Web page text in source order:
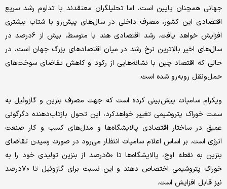
جهانی همچنان پایین است، اما تحلیلگران معتقدند با تداوم رشد سریع
اقتصادی این کشور، مصرف داخلی در سال‌های پیش‌‌‌رو با شتاب بیشتری
افزایش خواهد یافت. رشد اقتصادی هند با متوسط، بیش از ۶‌درصد در
سال‌های اخیر بالاترین نرخ رشد در میان اقتصادهای بزرگ جهان است، در
حالی که اقتصاد چین با نشانه‌‌‌هایی از رکود و کاهش تقاضای سوخت‌‌‌های
حمل‌‌‌ونقل روبه‌‌‌رو شده است.
ویکرام سامپات پیش‌بینی کرده است که جهت مصرف بنزین و گازوئیل به
سمت خوراک پتروشیمی تغییر خواهد‌‌‌کرد، این تحول بازتاب‌‌‌دهنده دگرگونی
عمیق در ساختار اقتصادی پالایشگاه‌‌‌ها و مدل‌‌‌های کسب و کار صنعت
انرژی است. بر اساس اعلام سامپات انتظار می‌رود در صورت رسیدن تقاضای
بنزین به نقطه اوج، پالایشگاه‌‌‌ها تا ۵۰‌درصد از بنزین تولیدی خود را به
خوراک پتروشیمی اختصاص دهند و این نسبت برای گازوئیل تا ۷۰‌درصد
نیز قابل افزایش است.